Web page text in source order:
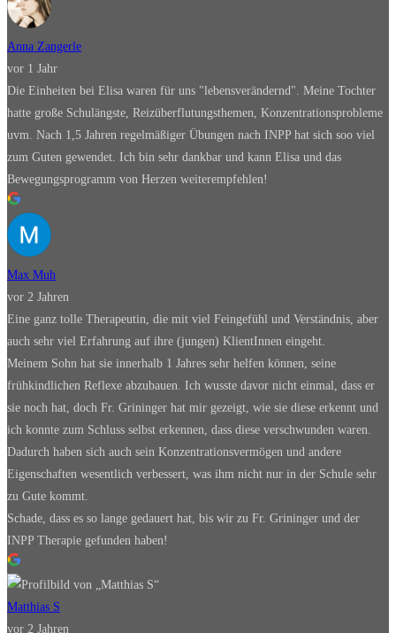
Anna Zangerle
vor 1 Jahr
Die Einheiten bei Elisa waren für uns "lebensverändernd". Meine Tochter
hatte große Schulängste, Reizüberflutungsthemen, Konzentrationsprobleme
uvm. Nach 1,5 Jahren regelmäßiger Übungen nach INPP hat sich soo viel
zum Guten gewendet. Ich bin sehr dankbar und kann Elisa und das
Bewegungsprogramm von Herzen weiterempfehlen!
Max Muh
vor 2 Jahren
Eine ganz tolle Therapeutin, die mit viel Feingefühl und Verständnis, aber
auch sehr viel Erfahrung auf ihre (jungen) KlientInnen eingeht.
Meinem Sohn hat sie innerhalb 1 Jahres sehr helfen können, seine
frühkindlichen Reflexe abzubauen. Ich wusste davor nicht einmal, dass er
sie noch hat, doch Fr. Grininger hat mir gezeigt, wie sie diese erkennt und
ich konnte zum Schluss selbst erkennen, dass diese verschwunden waren.
Dadurch haben sich auch sein Konzentrationsvermögen und andere
Eigenschaften wesentlich verbessert, was ihm nicht nur in der Schule sehr
zu Gute kommt.
Schade, dass es so lange gedauert hat, bis wir zu Fr. Grininger und der
INPP Therapie gefunden haben!
Matthias S
vor 2 Jahren